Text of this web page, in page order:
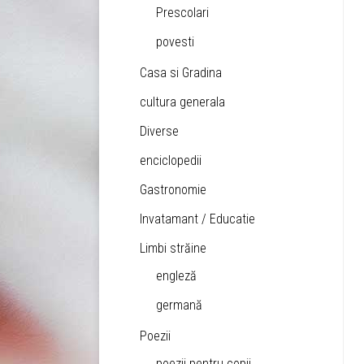
Prescolari
povesti
Casa si Gradina
cultura generala
Diverse
enciclopedii
Gastronomie
Invatamant / Educatie
Limbi străine
engleză
germană
Poezii